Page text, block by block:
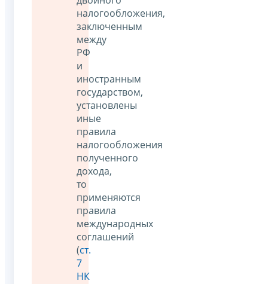
налогообложения,
заключенным
между
РФ
и
иностранным
государством,
установлены
иные
правила
налогообложения
полученного
дохода,
то
применяются
правила
международных
соглашений
(ст.
7
НК